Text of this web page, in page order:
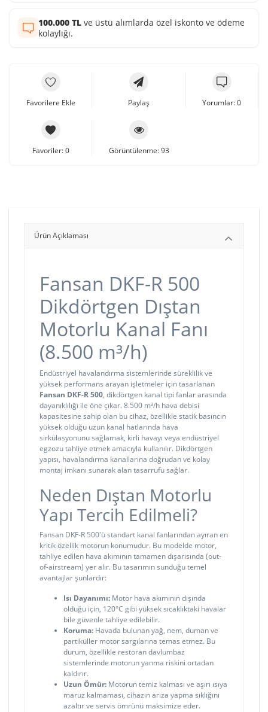
100.000 TL ve üstü alımlarda özel iskonto ve ödeme
kolaylığı.
Favorilere Ekle Paylaş Yorumlar: 0
Favoriler: 0 Görüntülenme: 93
Ürün Açıklaması
Fansan DKF-R 500
Dikdörtgen Dıştan
Motorlu Kanal Fanı
(8.500 m³/h)
Endüstriyel havalandırma sistemlerinde süreklilik ve
yüksek performans arayan işletmeler için tasarlanan
Fansan DKF-R 500, dikdörtgen kanal tipi fanlar arasında
dayanıklılığı ile öne çıkar. 8.500 m³/h hava debisi
kapasitesine sahip olan bu cihaz, özellikle statik basıncın
yüksek olduğu uzun kanal hatlarında hava
sirkülasyonunu sağlamak, kirli havayı veya endüstriyel
egzozu tahliye etmek amacıyla kullanılır. Dikdörtgen
yapısı, havalandırma kanallarına doğrudan ve kolay
montaj imkanı sunarak alan tasarrufu sağlar.
Neden Dıştan Motorlu
Yapı Tercih Edilmeli?
Fansan DKF-R 500'ü standart kanal fanlarından ayıran en
kritik özellik motorun konumudur. Bu modelde motor,
tahliye edilen hava akımının tamamen dışarısında (out-
of-airstream) yer alır. Bu tasarımın sunduğu temel
avantajlar şunlardır:
Isı Dayanımı: Motor hava akımının dışında
olduğu için, 120°C gibi yüksek sıcaklıktaki havalar
bile güvenle tahliye edilebilir.
Koruma: Havada bulunan yağ, nem, duman ve
partiküller motor sargılarına temas etmez. Bu
durum, özellikle restoran davlumbaz
sistemlerinde motorun yanma riskini ortadan
kaldırır.
Uzun Ömür: Motorun temiz kalması ve aşırı ısıya
maruz kalmaması, cihazın arıza yapma sıklığını
azaltır ve servis ömrünü maksimize eder.